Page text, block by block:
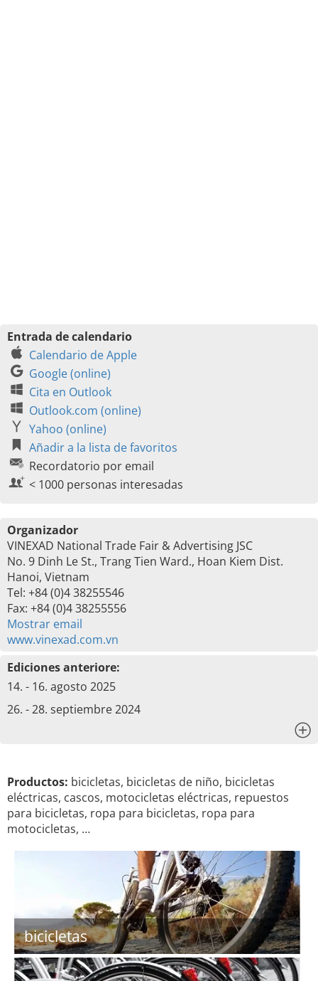
Entrada de calendario
Calendario de Apple
Google (online)
Cita en Outlook
Outlook.com (online)
Yahoo (online)
Añadir a la lista de favoritos
Recordatorio por email
< 1000 personas interesadas
Organizador
VINEXAD National Trade Fair & Advertising JSC
No. 9 Dinh Le St., Trang Tien Ward., Hoan Kiem Dist.
Hanoi, Vietnam
Tel: +84 (0)4 38255546
Fax: +84 (0)4 38255556
Mostrar email
www.vinexad.com.vn
Ediciones anteriore:
14. - 16. agosto 2025
26. - 28. septiembre 2024
Productos: bicicletas, bicicletas de niño, bicicletas
eléctricas, cascos, motocicletas eléctricas, repuestos
para bicicletas, ropa para bicicletas, ropa para
motocicletas, …
bicicletas